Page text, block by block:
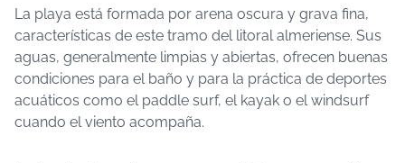
La playa está formada por arena oscura y grava fina,
características de este tramo del litoral almeriense. Sus
aguas, generalmente limpias y abiertas, ofrecen buenas
condiciones para el baño y para la práctica de deportes
acuáticos como el paddle surf, el kayak o el windsurf
cuando el viento acompaña.